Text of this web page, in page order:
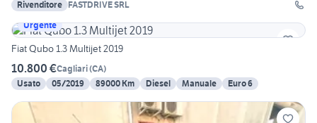
Rivenditore FASTDRIVE SRL
Urgente
Fiat Qubo 1.3 Multijet 2019
10.800 €Cagliari(CA)
Usato
05/2019 89000 Km Diesel Manuale Euro 6